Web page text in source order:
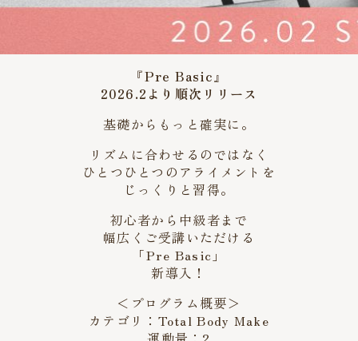
『Pre Basic』
2026.2より順次リリース
基礎からもっと確実に。
リズムに合わせるのではなく
ひとつひとつのアライメントを
じっくりと習得。
初心者から中級者まで
幅広くご受講いただける
「Pre Basic」
新導入！
＜プログラム概要＞
カテゴリ：Total Body Make